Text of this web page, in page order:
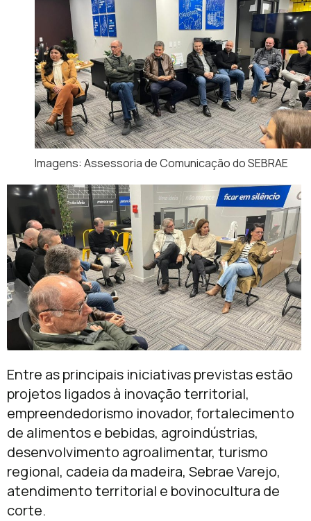
Imagens: Assessoria de Comunicação do SEBRAE
Entre as principais iniciativas previstas estão
projetos ligados à inovação territorial,
empreendedorismo inovador, fortalecimento
de alimentos e bebidas, agroindústrias,
desenvolvimento agroalimentar, turismo
regional, cadeia da madeira, Sebrae Varejo,
atendimento territorial e bovinocultura de
corte.